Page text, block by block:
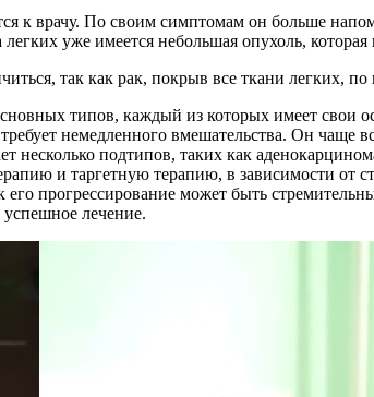
к врачу. По своим симптомам он больше
уже имеется небольшая опухоль, которая
так как рак, покрыв все ткани легких,
типов, каждый из которых имеет
немедленного вмешательства. Он чаще
несколько подтипов, таких как
и таргетную терапию, в зависимости от
его прогрессирование может быть
лечение.